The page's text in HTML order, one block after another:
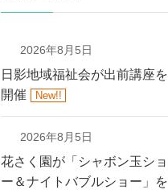
2026年8月5日
日影地域福祉会が出前講座を
開催
New!!
2026年8月5日
花さく園が「シャボン玉ショ
ー＆ナイトバブルショー」を